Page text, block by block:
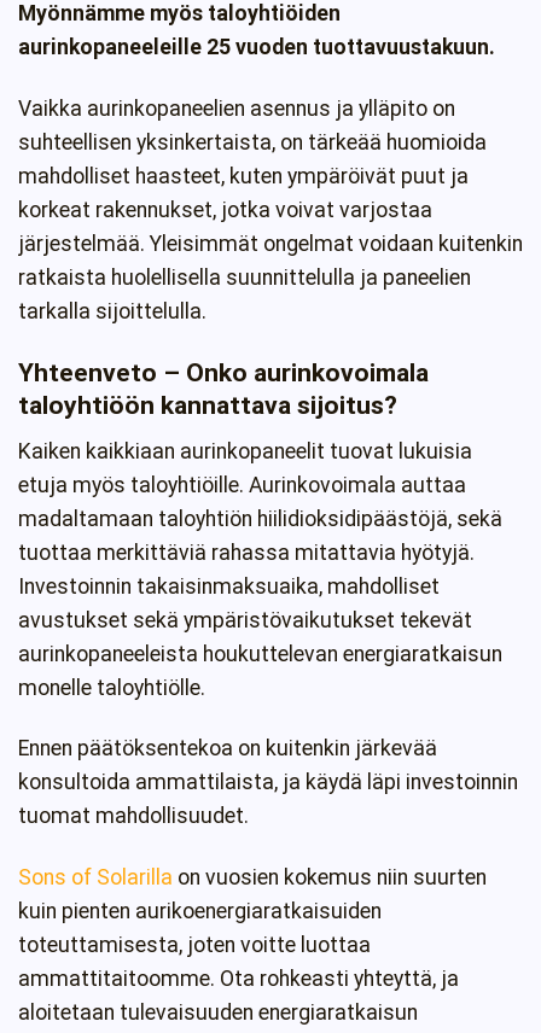
Myönnämme myös taloyhtiöiden
aurinkopaneeleille 25 vuoden tuottavuustakuun.
Vaikka aurinkopaneelien asennus ja ylläpito on
suhteellisen yksinkertaista, on tärkeää huomioida
mahdolliset haasteet, kuten ympäröivät puut ja
korkeat rakennukset, jotka voivat varjostaa
järjestelmää. Yleisimmät ongelmat voidaan kuitenkin
ratkaista huolellisella suunnittelulla ja paneelien
tarkalla sijoittelulla.
Yhteenveto – Onko aurinkovoimala
taloyhtiöön kannattava sijoitus?
Kaiken kaikkiaan aurinkopaneelit tuovat lukuisia
etuja myös taloyhtiöille. Aurinkovoimala auttaa
madaltamaan taloyhtiön hiilidioksidipäästöjä, sekä
tuottaa merkittäviä rahassa mitattavia hyötyjä.
Investoinnin takaisinmaksuaika, mahdolliset
avustukset sekä ympäristövaikutukset tekevät
aurinkopaneeleista houkuttelevan energiaratkaisun
monelle taloyhtiölle.
Ennen päätöksentekoa on kuitenkin järkevää
konsultoida ammattilaista, ja käydä läpi investoinnin
tuomat mahdollisuudet.
Sons of Solarilla on vuosien kokemus niin suurten
kuin pienten aurikoenergiaratkaisuiden
toteuttamisesta, joten voitte luottaa
ammattitaitoomme. Ota rohkeasti yhteyttä, ja
aloitetaan tulevaisuuden energiaratkaisun